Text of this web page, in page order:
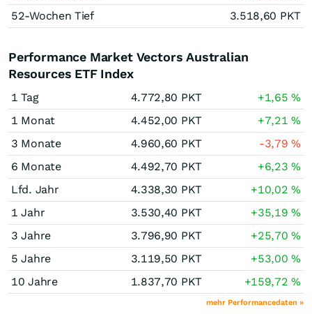
52-Wochen Tief
3.518,60 PKT
Performance Market Vectors Australian
Resources ETF Index
1 Tag 4.772,80 PKT +1,65%
1 Monat
4.452,00 PKT +7,21%
3 Monate
4.960,60 PKT -3,79%
6 Monate
4.492,70 PKT +6,23%
Lfd. Jahr
4.338,30 PKT +10,02%
1 Jahr
3.530,40 PKT +35,19%
3 Jahre
3.796,90 PKT +25,70%
5 Jahre
3.119,50 PKT +53,00%
10 Jahre
1.837,70 PKT +159,72%
mehr Performancedaten »